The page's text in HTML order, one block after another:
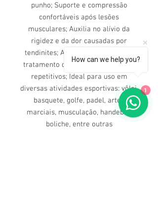
punho; Suporte e compressão
confortáveis após lesões
musculares; Auxilia no alívio da
rigidez e da dor causadas por
tendinites; Auxilia na prevenção e
tratamento de lesões por esforços
repetitivos; Ideal para uso em
diversas atividades esportivas: vôlei,
basquete, golfe, padel, artes
marciais, musculação, handebol,
boliche, entre outras
How can we help you?
1